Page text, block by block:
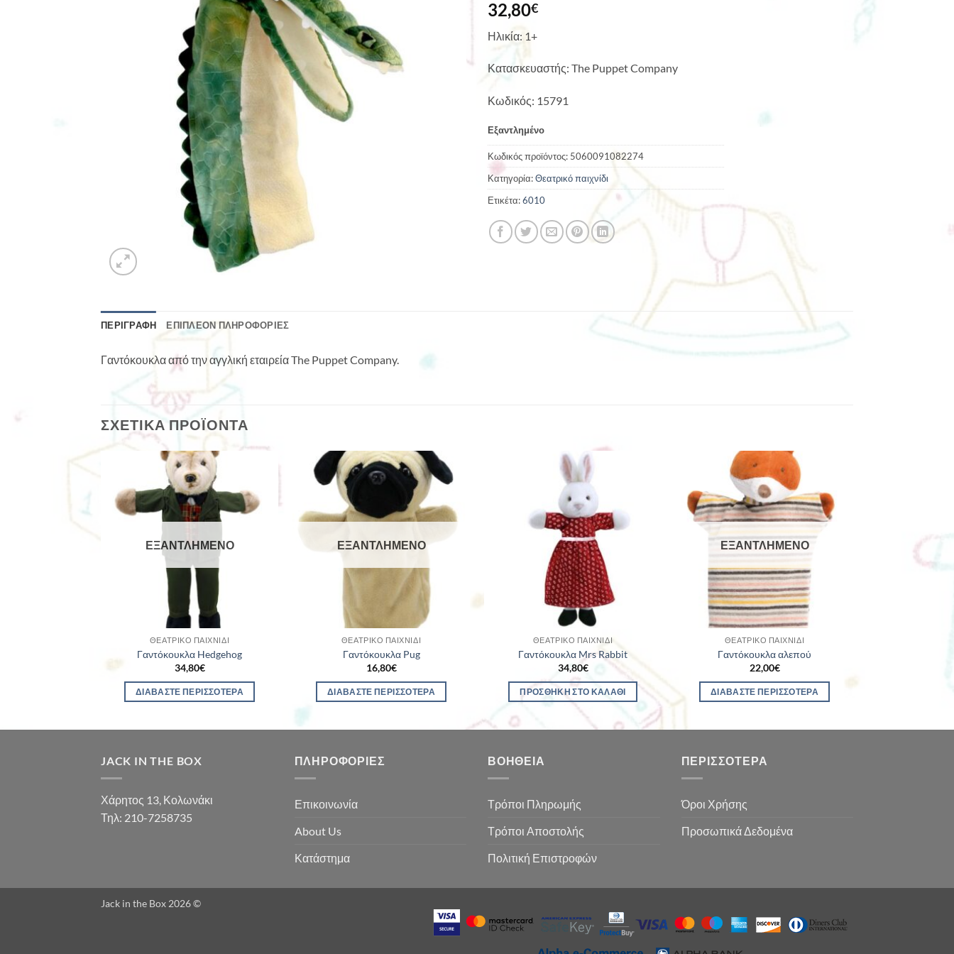
32,80€
Ηλικία: 1+
Κατασκευαστής: The Puppet Company
Κωδικός: 15791
Εξαντλημένο
Κωδικός προϊόντος: 5060091082274
Κατηγορία:Θεατρικό παιχνίδι
Ετικέτα:6010
ΠΕΡΙΓΡΑΦΉ ΕΠΙΠΛΈΟΝ ΠΛΗΡΟΦΟΡΊΕΣ
Γαντόκουκλα από την αγγλική εταιρεία The Puppet Company.
ΣΧΕΤΙΚΆ ΠΡΟΪΌΝΤΑ
ΕΞΑΝΤΛΗΜΈΝΟ
ΘΕΑΤΡΙΚΌ ΠΑΙΧΝΊΔΙ
Γαντόκουκλα Hedgehog
34,80€
ΔΙΑΒΆΣΤΕ ΠΕΡΙΣΣΌΤΕΡΑ
ΕΞΑΝΤΛΗΜΈΝΟ
ΘΕΑΤΡΙΚΌ ΠΑΙΧΝΊΔΙ
Γαντόκουκλα Pug
16,80€
ΔΙΑΒΆΣΤΕ ΠΕΡΙΣΣΌΤΕΡΑ
ΘΕΑΤΡΙΚΌ ΠΑΙΧΝΊΔΙ
Γαντόκουκλα Mrs Rabbit
34,80€
ΠΡΟΣΘΉΚΗ ΣΤΟ ΚΑΛΆΘΙ
ΕΞΑΝΤΛΗΜΈΝΟ
ΘΕΑΤΡΙΚΌ ΠΑΙΧΝΊΔΙ
Γαντόκουκλα αλεπού
22,00€
ΔΙΑΒΆΣΤΕ ΠΕΡΙΣΣΌΤΕΡΑ
JACK IN THE BOX
Χάρητος 13, Κολωνάκι
Τηλ: 210-7258735
ΠΛΗΡΟΦΟΡΊΕΣ
Επικοινωνία
About Us
Κατάστημα
ΒΟΉΘΕΙΑ
Τρόποι Πληρωμής
Τρόποι Αποστολής
Πολιτική Επιστροφών
ΠΕΡΙΣΣΌΤΕΡΑ
Όροι Χρήσης
Προσωπικά Δεδομένα
Jack in the Box 2026 ©